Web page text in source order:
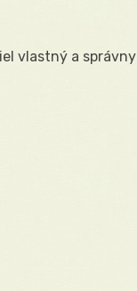
vlastný a správny